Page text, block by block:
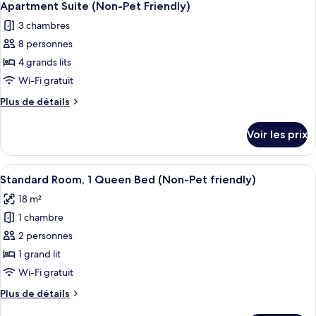
Single
Bed
(Non-
Pet
friendly)
de
chambre
2
Queens
Single
(Non-
toutes
les
photos
pour
ce
type
de
Apartment
Suite
(Non-
Pet
Friendly)
8
Apartment Suite (Non-Pet Friendly)
3 chambres
8 personnes
4 grands lits
Wi-Fi gratuit
Plus de détails
Plus
le
type
de
Apartment
Suite
(Non-
Pet
Friendly)
Voir les prix
Afficher
toutes
les
photos
pour
ce
type
chambre :
Une chambre d’hôtel avec un
5
Standard Room, 1 Queen Bed (Non-Pet friendly)
18 m²
1 chambre
2 personnes
1 grand lit
Wi-Fi gratuit
Plus de détails
Plus